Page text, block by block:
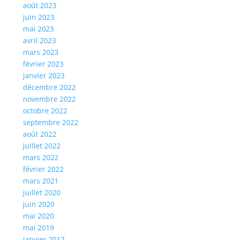
août 2023
juin 2023
mai 2023
avril 2023
mars 2023
février 2023
janvier 2023
décembre 2022
novembre 2022
octobre 2022
septembre 2022
août 2022
juillet 2022
mars 2022
février 2022
mars 2021
juillet 2020
juin 2020
mai 2020
mai 2019